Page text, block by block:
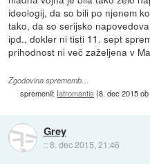
ideologij, da so bili po njenem
tako, da so serijsko
ipd., dokler ni tisti 11. sept
prihodnost ni več zaželjena v
Zgodovina sprememb…
spremenil: Iatromantis (8. dec 2015
Grey
::8. dec 2015, 21:46